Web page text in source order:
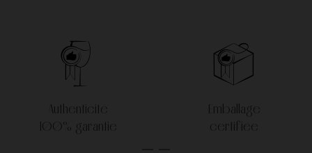
Authenticité
100% garantie
Emballage
certifiée